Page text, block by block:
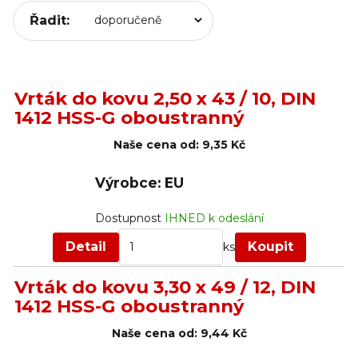
Řadit:
Vrták do kovu 2,50 x 43 / 10, DIN
1412 HSS-G oboustranný
Naše cena od:9,35 Kč
Výrobce: EU
DostupnostIHNED k odeslání
Detail ks Koupit
Vrták do kovu 3,30 x 49 / 12, DIN
1412 HSS-G oboustranný
Naše cena od:9,44 Kč